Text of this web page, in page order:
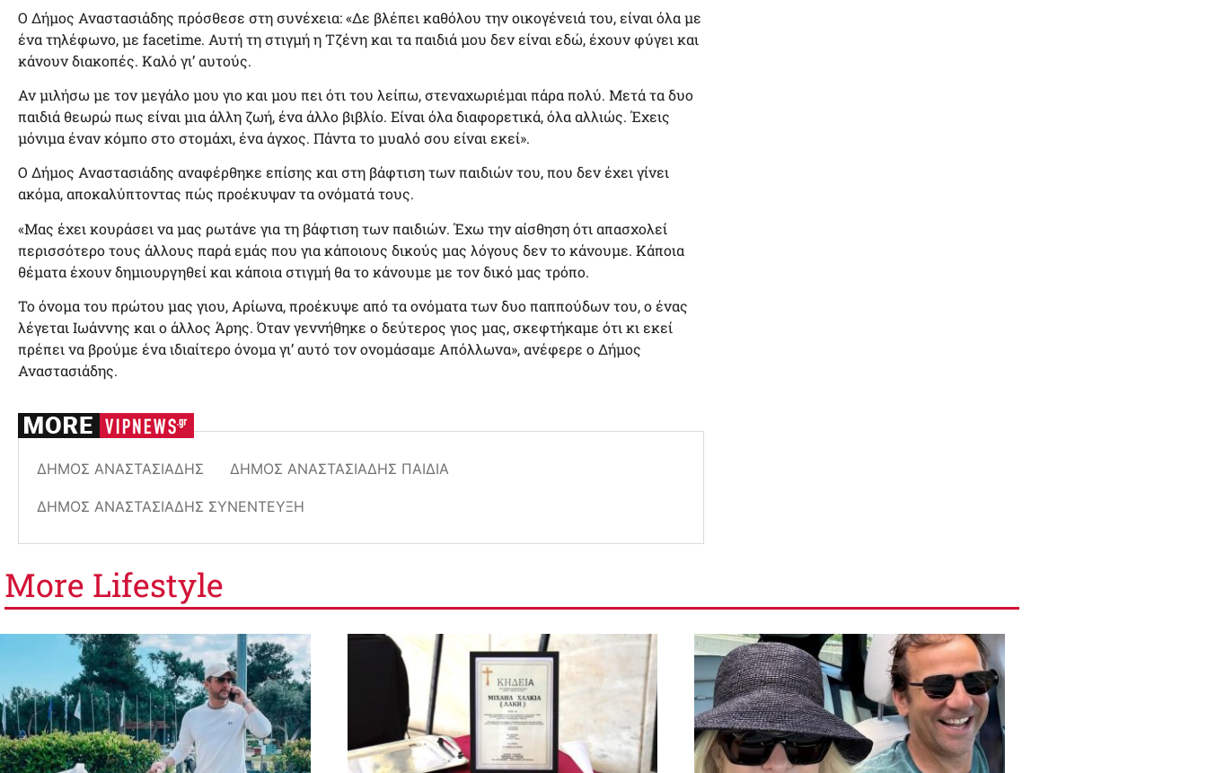
Ο Δήμος Αναστασιάδης πρόσθεσε στη συνέχεια: «Δε βλέπει καθόλου την οικογένειά του, είναι όλα με
ένα τηλέφωνο, με facetime. Αυτή τη στιγμή η Τζένη και τα παιδιά μου δεν είναι εδώ, έχουν φύγει και
κάνουν διακοπές. Καλό γι’ αυτούς.
Αν μιλήσω με τον μεγάλο μου γιο και μου πει ότι του λείπω, στεναχωριέμαι πάρα πολύ. Μετά τα δυο
παιδιά θεωρώ πως είναι μια άλλη ζωή, ένα άλλο βιβλίο. Είναι όλα διαφορετικά, όλα αλλιώς. Έχεις
μόνιμα έναν κόμπο στο στομάχι, ένα άγχος. Πάντα το μυαλό σου είναι εκεί».
Ο Δήμος Αναστασιάδης αναφέρθηκε επίσης και στη βάφτιση των παιδιών του, που δεν έχει γίνει
ακόμα, αποκαλύπτοντας πώς προέκυψαν τα ονόματά τους.
«Μας έχει κουράσει να μας ρωτάνε για τη βάφτιση των παιδιών. Έχω την αίσθηση ότι απασχολεί
περισσότερο τους άλλους παρά εμάς που για κάποιους δικούς μας λόγους δεν το κάνουμε. Κάποια
θέματα έχουν δημιουργηθεί και κάποια στιγμή θα το κάνουμε με τον δικό μας τρόπο.
Το όνομα του πρώτου μας γιου, Αρίωνα, προέκυψε από τα ονόματα των δυο παππούδων του, ο ένας
λέγεται Ιωάννης και ο άλλος Άρης. Όταν γεννήθηκε ο δεύτερος γιος μας, σκεφτήκαμε ότι κι εκεί
πρέπει να βρούμε ένα ιδιαίτερο όνομα γι’ αυτό τον ονομάσαμε Απόλλωνα», ανέφερε ο Δήμος
Αναστασιάδης.
ΔΉΜΟΣ ΑΝΑΣΤΑΣΙΆΔΗΣ ΔΉΜΟΣ ΑΝΑΣΤΑΣΙΆΔΗΣ ΠΑΙΔΙΆ
ΔΉΜΟΣ ΑΝΑΣΤΑΣΙΆΔΗΣ ΣΥΝΈΝΤΕΥΞΗ
More Lifestyle